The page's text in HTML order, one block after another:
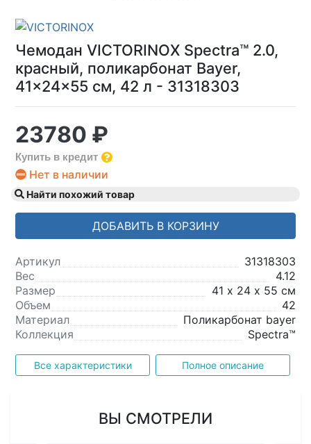
Чемодан VICTORINOX Spectra™ 2.0,
красный, поликарбонат Bayer,
41x24x55 см, 42 л - 31318303
23780 ₽
Купить в кредит
Нет в наличии
Найти похожий товар
ДОБАВИТЬ В КОРЗИНУ
Артикул
31318303
Вес
4.12
Размер
41 х 24 х 55 см
Объем
42
Материал
Поликарбонат bayer
Коллекция
Spectra™
Все характеристики Полное описание
ВЫ СМОТРЕЛИ